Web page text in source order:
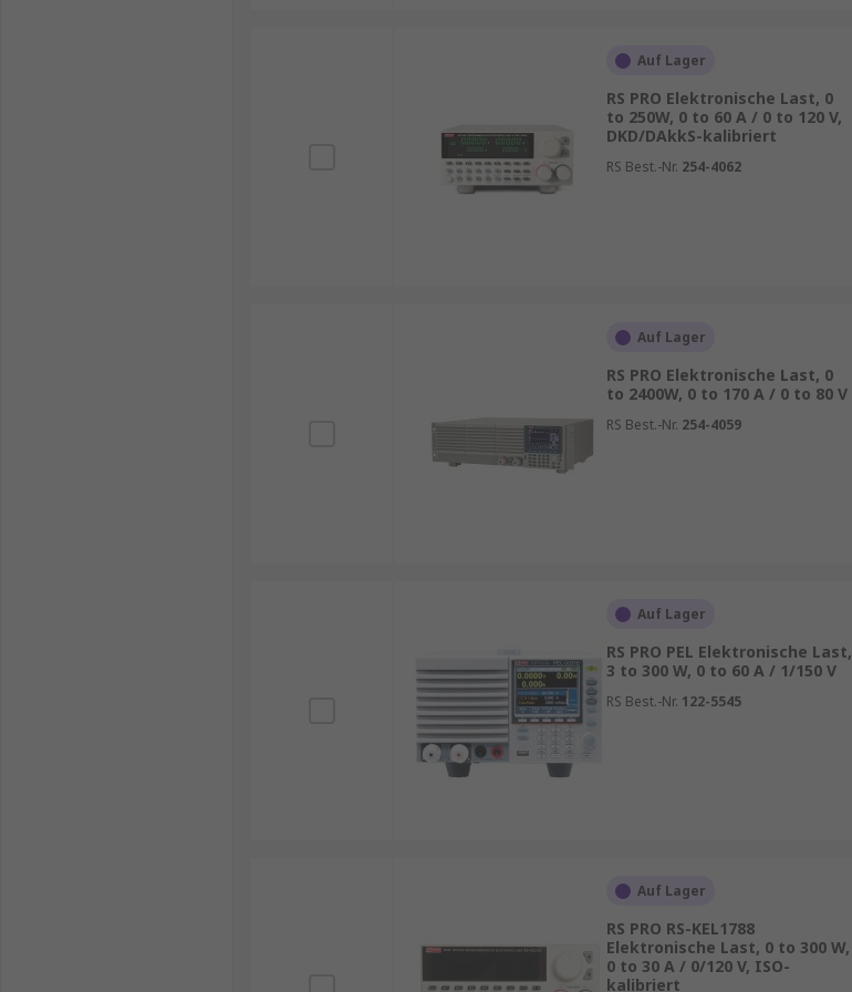
Auf Lager
RS PRO Elektronische Last, 0
to 250W, 0 to 60 A / 0 to 120 V,
DKD/DAkkS-kalibriert
RS Best.-Nr. 254-4062
Auf Lager
RS PRO Elektronische Last, 0
to 2400W, 0 to 170 A / 0 to 80 V
RS Best.-Nr. 254-4059
Auf Lager
RS PRO PEL Elektronische Last,
3 to 300 W, 0 to 60 A / 1/150 V
RS Best.-Nr. 122-5545
Auf Lager
RS PRO RS-KEL1788
Elektronische Last, 0 to 300 W,
0 to 30 A / 0/120 V, ISO-
kalibriert